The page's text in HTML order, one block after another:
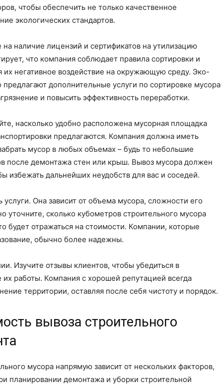
чтобы обеспечить не только качественное
экологических стандартов.
наличие лицензий и сертификатов на утилизацию
что компания соблюдает правила сортировки и
их негативное воздействие на окружающую среду. Эко-
дополнительные услуги по сортировке мусора
и повысить эффективность переработки.
насколько удобно расположена мусорная площадка
предлагаются. Компания должна иметь
мусор в любых объемах – будь то небольшие
после демонтажа стен или крыш. Вывоз мусора должен
избежать дальнейших неудобств для вас и соседей.
Она зависит от объема мусора, сложности его
уточните, сколько кубометров строительного мусора
будет отражаться на стоимости. Компании, которые
обычно более надежны.
Изучите отзывы клиентов, чтобы убедиться в
работы. Компания с хорошей репутацией всегда
территории, оставляя после себя чистоту и порядок.
вывоза строительного
мусора напрямую зависит от нескольких факторов,
планировании демонтажа и уборки строительной